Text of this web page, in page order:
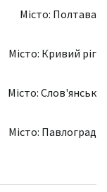
Місто: Полтава
Місто: Кривий ріг
Місто: Слов'янськ
Місто: Павлоград